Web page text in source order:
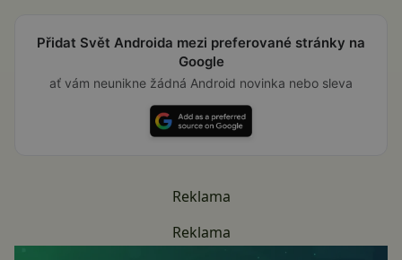
Přidat Svět Androida mezi preferované stránky na
Google
ať vám neunikne žádná Android novinka nebo sleva
Reklama
Reklama